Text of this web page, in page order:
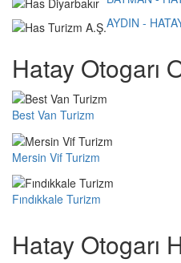
AYDIN -
Hatay Otogarı
Best Van Turizm
Mersin Vif Turizm
Fındıkkale Turizm
Hatay Otogarı